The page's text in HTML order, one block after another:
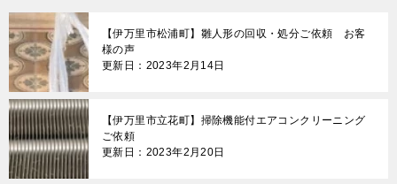
ゲ
ー
シ
ョ
ン
【伊万里市松浦町】雛人形の回収・処分ご依頼 お客
様の声
更新日：2023年2月14日
【伊万里市立花町】掃除機能付エアコンクリーニング
ご依頼
更新日：2023年2月20日